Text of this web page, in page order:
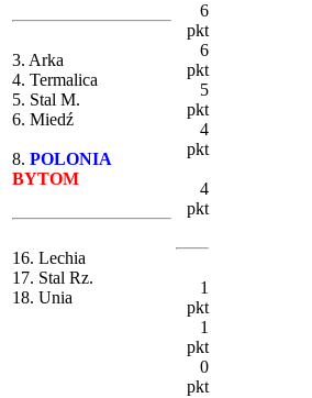
3. Arka
4. Termalica
5. Stal M.
6. Miedź
8. POLONIA
BYTOM
16. Lechia
17. Stal Rz.
18. Unia
6
pkt
6
pkt
5
pkt
4
pkt
4
pkt
1
pkt
1
pkt
0
pkt